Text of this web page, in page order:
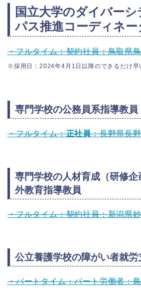
国立大学のダイバー
パス推進コーディネー
・フルタイム：契約社員：鳥取県
※採用日：2024年4月1日以降のできるだけ
専門学校の公務員系指導教員
・フルタイム：正社員：長野県長
専門学校の人材育成（研修
外教育指導教員
・フルタイム：契約社員：新潟県
公立養護学校の障がい者就労
・パートタイム：パート労働者：